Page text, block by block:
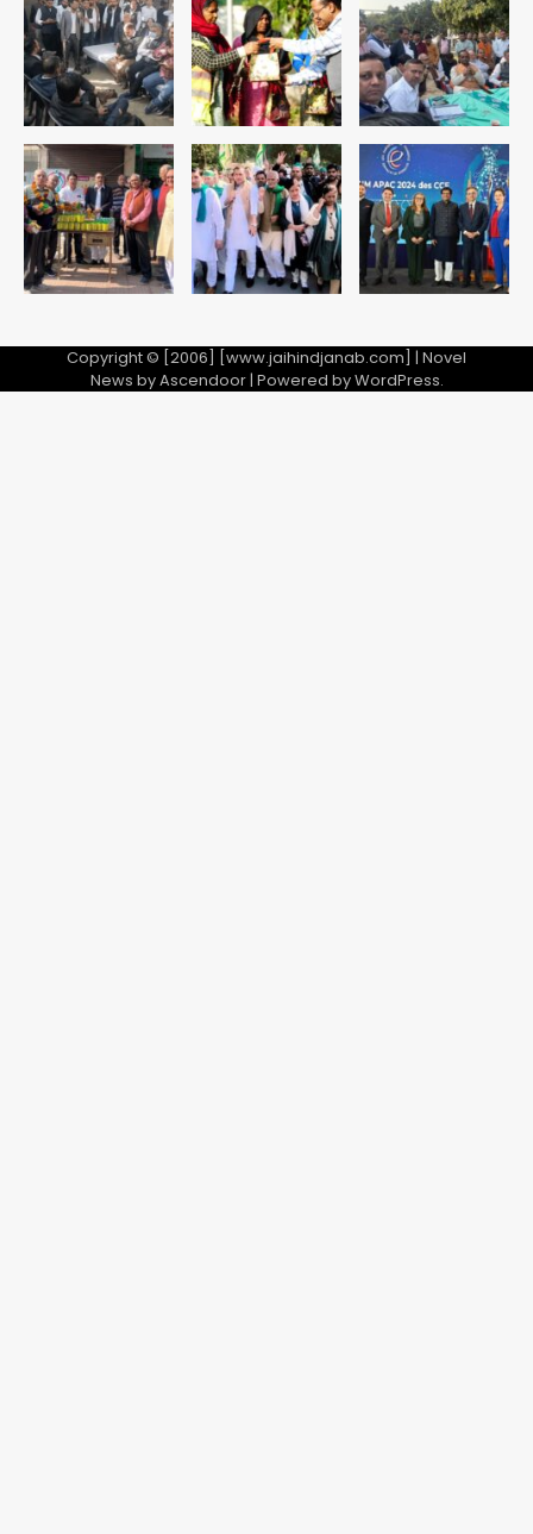
4
सुदर्शन शक्ति-वी अभ्यास में मॉक आॅपरेशन
Team JHJ
5
एयरपोर्ट का फर्जी कर्मचारी बनकर 3 लाख
उड़ाए, अब पहुंचा सलाखों के पीछे
Team JHJ
Copyright © [2006] [www.jaihindjanab.com] | Novel
News byAscendoor| Powered byWordPress.